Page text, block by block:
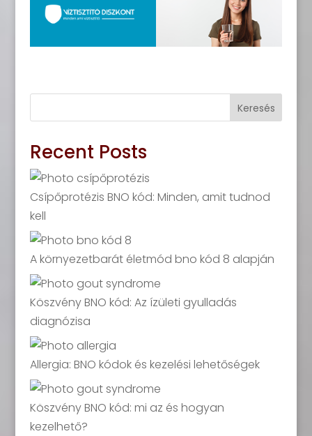
Keresés
Recent Posts
Csípőprotézis BNO kód: Minden, amit tudnod
kell
A környezetbarát életmód bno kód 8 alapján
Köszvény BNO kód: Az ízületi gyulladás
diagnózisa
Allergia: BNO kódok és kezelési lehetőségek
Köszvény BNO kód: mi az és hogyan
kezelhető?